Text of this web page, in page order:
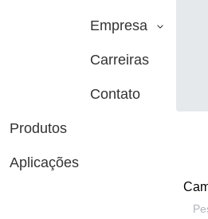
Empresa
Carreiras
Contato
Produtos
Aplicações